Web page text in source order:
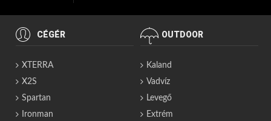
CÉGÉR
XTERRA
X2S
Spartan
Ironman
OUTDOOR
Kaland
Vadvíz
Levegő
Extrém